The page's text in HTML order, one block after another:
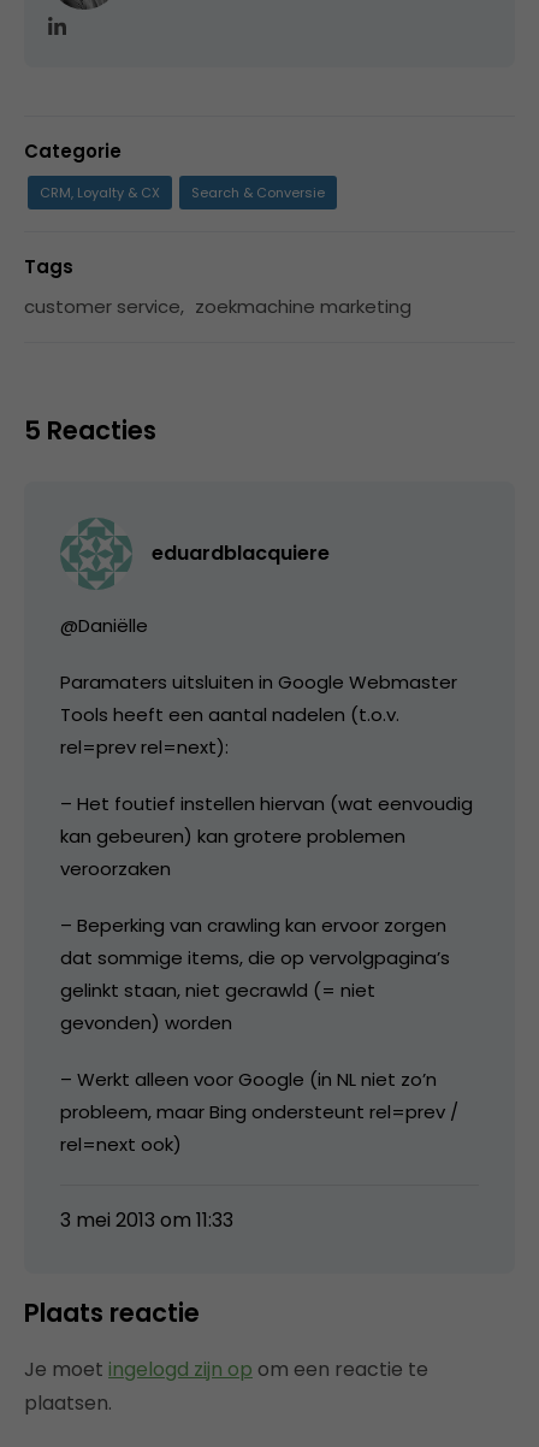
Categorie
CRM, Loyalty & CX Search & Conversie
Tags
customer service, zoekmachine marketing
5 Reacties
eduardblacquiere
@Daniëlle
Paramaters uitsluiten in Google Webmaster
Tools heeft een aantal nadelen (t.o.v.
rel=prev rel=next):
– Het foutief instellen hiervan (wat eenvoudig
kan gebeuren) kan grotere problemen
veroorzaken
– Beperking van crawling kan ervoor zorgen
dat sommige items, die op vervolgpagina’s
gelinkt staan, niet gecrawld (= niet
gevonden) worden
– Werkt alleen voor Google (in NL niet zo’n
probleem, maar Bing ondersteunt rel=prev /
rel=next ook)
3 mei 2013 om 11:33
Plaats reactie
Je moet ingelogd zijn op om een reactie te
plaatsen.